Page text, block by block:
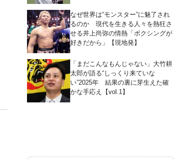
なぜ世界は“モンスター”に魅了され
るのか 現代を生きる人々を熱狂さ
せる井上尚弥の情熱「ボクシングが
好きだから」【現地発】
「まだこんなもんじゃない」大竹耕
太郎が語る“しっくり来ていな
い”2025年 結果の裏に芽生えた確
かな手応え【vol.1】